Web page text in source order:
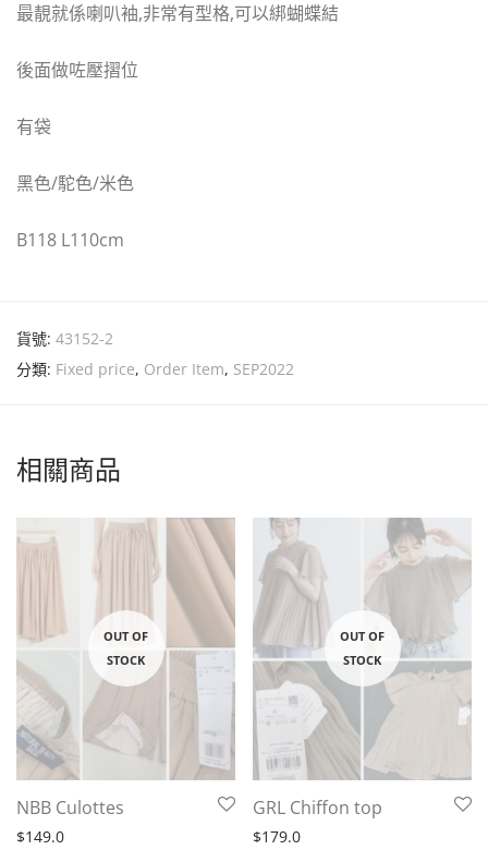
最靚就係喇叭袖,非常有型格,可以綁蝴蝶結
後面做咗壓摺位
有袋
黑色/駝色/米色
B118 L110cm
貨號: 43152-2
分類: Fixed price, Order Item, SEP2022
相關商品
NBB Culottes
$149.0
GRL Chiffon top
$179.0